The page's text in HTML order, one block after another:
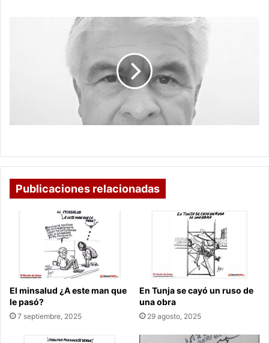
Publicaciones relacionadas
El minsalud ¿A este man que
le pasó?
7 septiembre, 2025
En Tunja se cayó un ruso de
una obra
29 agosto, 2025